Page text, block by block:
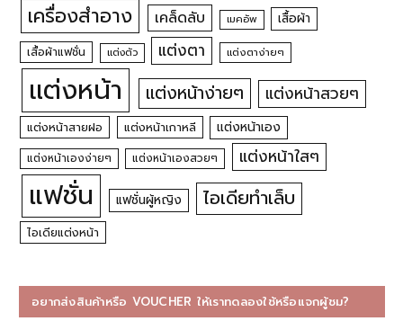
เครื่องสำอาง เคล็ดลับ เมคอัพ เสื้อผ้า
เสื้อผ้าแฟชั่น แต่งตัว แต่งตา แต่งตาง่ายๆ
แต่งหน้า แต่งหน้าง่ายๆ แต่งหน้าสวยๆ
แต่งหน้าสายฝอ แต่งหน้าเกาหลี แต่งหน้าเอง
แต่งหน้าเองง่ายๆ แต่งหน้าเองสวยๆ แต่งหน้าใสๆ
แฟชั่น แฟชั่นผู้หญิง ไอเดียทำเล็บ
ไอเดียแต่งหน้า
อยากส่งสินค้าหรือ VOUCHER ให้เราทดลองใช้หรือแจกผู้ชม?